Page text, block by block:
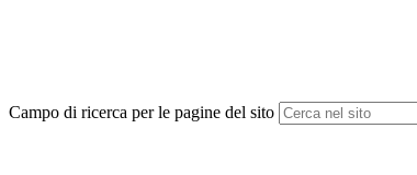
Campo di ricerca per le pagine del sito